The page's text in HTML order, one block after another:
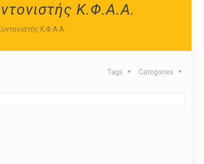
Κ.Φ.Α.Α.
Κ.Φ.Α.Α.
Categories
Tags